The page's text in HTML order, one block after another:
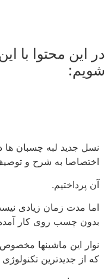
در این محتوا با
شویم:
نسل جدید لبه چسبان
اختصاصا به شرح و
آن پرداختیم.
اما مدت زمان زیادی
بدون چسب روی کار
نوار این ماشینها
که از جدیدترین